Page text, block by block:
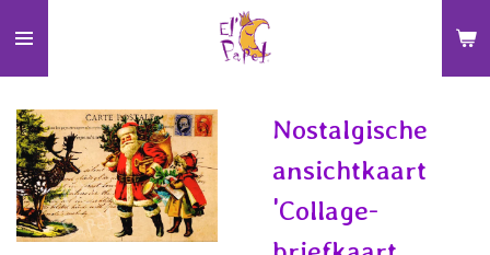
direct
naar
de
hoofdinhoud
Nostalgische
ansichtkaart
'Collage-